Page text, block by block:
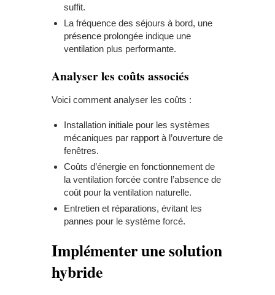
suffit.
La fréquence des séjours à bord, une
présence prolongée indique une
ventilation plus performante.
Analyser les coûts associés
Voici comment analyser les coûts :
Installation initiale pour les systèmes
mécaniques par rapport à l’ouverture de
fenêtres.
Coûts d’énergie en fonctionnement de
la ventilation forcée contre l’absence de
coût pour la ventilation naturelle.
Entretien et réparations, évitant les
pannes pour le système forcé.
Implémenter une solution
hybride